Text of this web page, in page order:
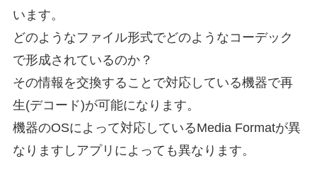
います。
どのようなファイル形式でどのようなコーデック
で形成されているのか？
その情報を交換することで対応している機器で再
生(デコード)が可能になります。
機器のOSによって対応しているMedia Formatが異
なりますしアプリによっても異なります。